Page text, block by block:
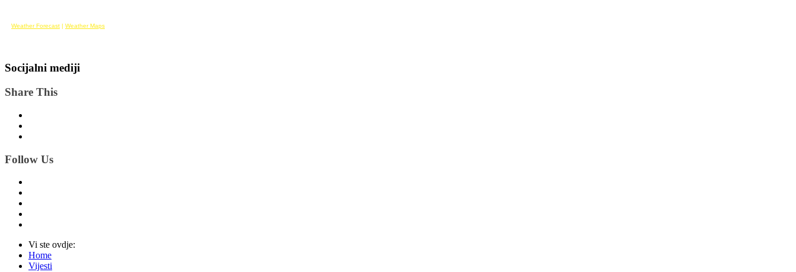
Weather Forecast | Weather Maps
Socijalni mediji
Share This
Follow Us
Vi ste ovdje:
Home
Vijesti